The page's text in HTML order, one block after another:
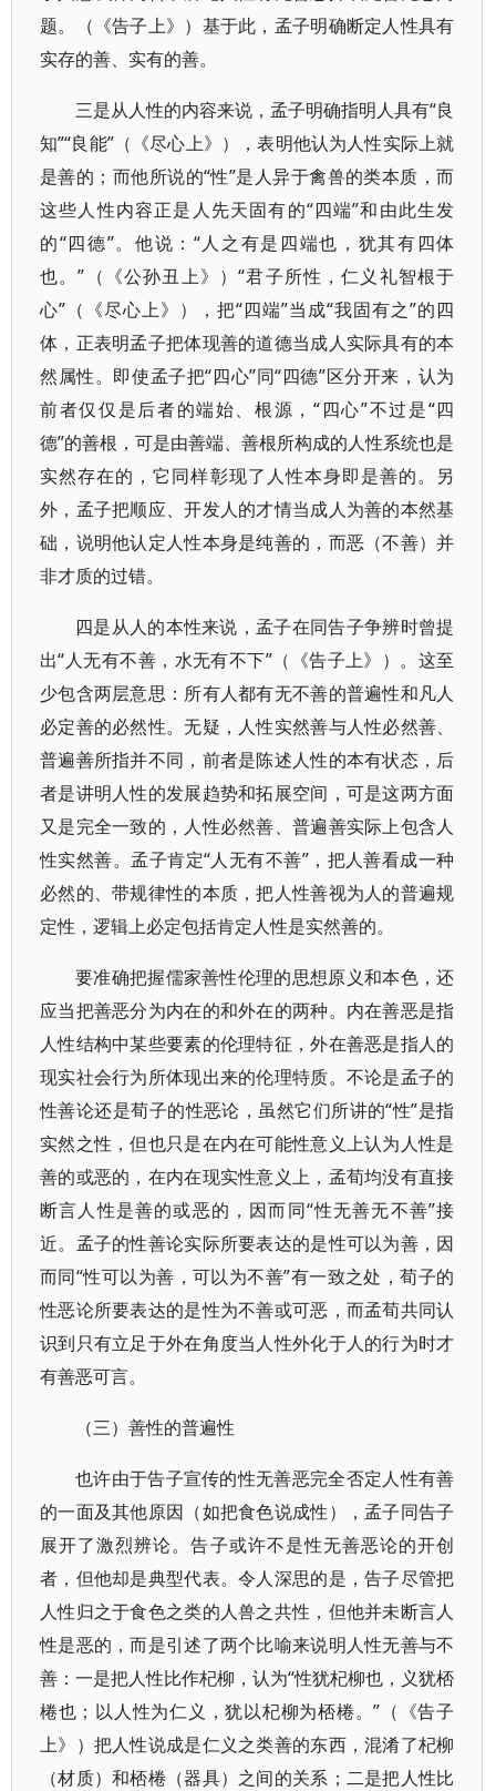
题。（《告子上》）基于此，孟子明确断定人性具有
实存的善、实有的善。
三是从人性的内容来说，孟子明确指明人具有“良
知”“良能”（《尽心上》），表明他认为人性实际上就
是善的；而他所说的“性”是人异于禽兽的类本质，而
这些人性内容正是人先天固有的“四端”和由此生发
的“四德”。他说：“人之有是四端也，犹其有四体
也。”（《公孙丑上》）“君子所性，仁义礼智根于
心”（《尽心上》），把“四端”当成“我固有之”的四
体，正表明孟子把体现善的道德当成人实际具有的本
然属性。即使孟子把“四心”同“四德”区分开来，认为
前者仅仅是后者的端始、根源，“四心”不过是“四
德”的善根，可是由善端、善根所构成的人性系统也是
实然存在的，它同样彰现了人性本身即是善的。另
外，孟子把顺应、开发人的才情当成人为善的本然基
础，说明他认定人性本身是纯善的，而恶（不善）并
非才质的过错。
四是从人的本性来说，孟子在同告子争辨时曾提
出“人无有不善，水无有不下”（《告子上》）。这至
少包含两层意思：所有人都有无不善的普遍性和凡人
必定善的必然性。无疑，人性实然善与人性必然善、
普遍善所指并不同，前者是陈述人性的本有状态，后
者是讲明人性的发展趋势和拓展空间，可是这两方面
又是完全一致的，人性必然善、普遍善实际上包含人
性实然善。孟子肯定“人无有不善”，把人善看成一种
必然的、带规律性的本质，把人性善视为人的普遍规
定性，逻辑上必定包括肯定人性是实然善的。
要准确把握儒家善性伦理的思想原义和本色，还
应当把善恶分为内在的和外在的两种。内在善恶是指
人性结构中某些要素的伦理特征，外在善恶是指人的
现实社会行为所体现出来的伦理特质。不论是孟子的
性善论还是荀子的性恶论，虽然它们所讲的“性”是指
实然之性，但也只是在内在可能性意义上认为人性是
善的或恶的，在内在现实性意义上，孟荀均没有直接
断言人性是善的或恶的，因而同“性无善无不善”接
近。孟子的性善论实际所要表达的是性可以为善，因
而同“性可以为善，可以为不善”有一致之处，荀子的
性恶论所要表达的是性为不善或可恶，而孟荀共同认
识到只有立足于外在角度当人性外化于人的行为时才
有善恶可言。
（三）善性的普遍性
也许由于告子宣传的性无善恶完全否定人性有善
的一面及其他原因（如把食色说成性），孟子同告子
展开了激烈辨论。告子或许不是性无善恶论的开创
者，但他却是典型代表。令人深思的是，告子尽管把
人性归之于食色之类的人兽之共性，但他并未断言人
性是恶的，而是引述了两个比喻来说明人性无善与不
善：一是把人性比作杞柳，认为“性犹杞柳也，义犹桮
棬也；以人性为仁义，犹以杞柳为桮棬。”（《告子
上》）把人性说成是仁义之类善的东西，混淆了杞柳
（材质）和桮棬（器具）之间的关系；二是把人性比